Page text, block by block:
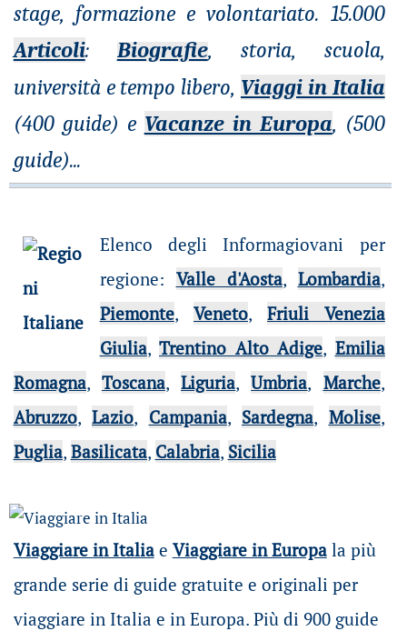
stage, formazione e volontariato. 15.000
Articoli: Biografie, storia, scuola,
università e tempo libero, Viaggi in Italia
(400 guide) e Vacanze in Europa, (500
guide)...
Elenco degli Informagiovani per
regione: Valle d'Aosta, Lombardia,
Piemonte, Veneto,Friuli Venezia
Giulia,Trentino Alto Adige, Emilia
Romagna, Toscana,Liguria,Umbria, Marche,
Abruzzo,Lazio, Campania, Sardegna, Molise,
Puglia, Basilicata, Calabria, Sicilia
Viaggiare in Italiae Viaggiare in Europala più
grande serie di guide gratuite e originali per
viaggiare in Italia e in Europa. Più di 900 guide